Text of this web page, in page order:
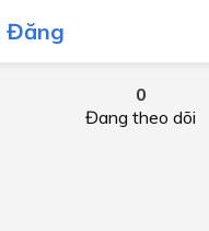
Đăng
0
Đang theo dõi